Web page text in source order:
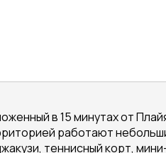
в 15 минутах от
работают
теннисный корт,